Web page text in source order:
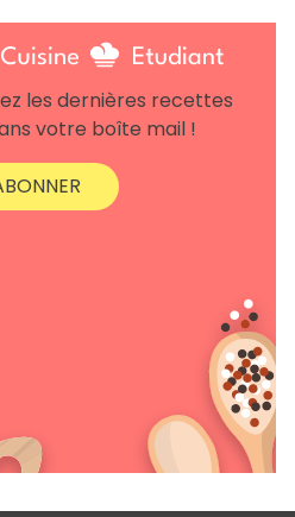
les dernières recettes
votre boîte mail !